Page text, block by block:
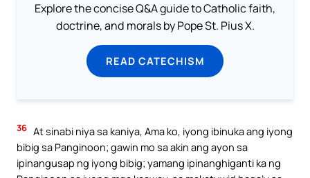
Explore the concise Q&A guide to Catholic faith,
doctrine, and morals by Pope St. Pius X.
READ CATECHISM
36 At sinabi niya sa kaniya, Ama ko, iyong ibinuka ang iyong
bibig sa Panginoon; gawin mo sa akin ang ayon sa
ipinangusap ng iyong bibig; yamang ipinanghiganti ka ng